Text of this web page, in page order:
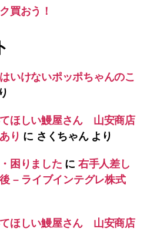
買おう！
いけないポッポちゃんのこ
ほしい鰻屋さん 山安商店
り に さくちゃんより
困りました に 右手人差し
– ライブインテグレ株式
ほしい鰻屋さん 山安商店